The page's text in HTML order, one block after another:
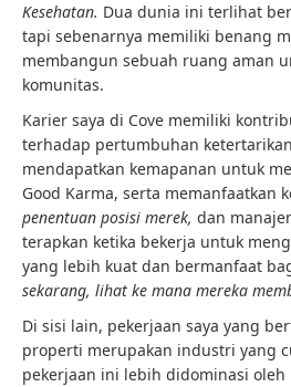
Kesehatan. Dua dunia ini terlihat
tapi sebenarnya memiliki benang
membangun sebuah ruang aman
komunitas.
Karier saya di Cove memiliki
terhadap pertumbuhan
mendapatkan kemapanan untuk
Good Karma, serta memanfaatkan
penentuan posisi merek, dan
terapkan ketika bekerja untuk
yang lebih kuat dan bermanfaat
sekarang, lihat ke mana mereka
Di sisi lain, pekerjaan saya yang
properti merupakan industri yang
pekerjaan ini lebih didominasi